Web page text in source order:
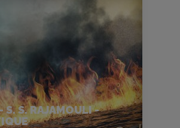
S. S. RAJAMOULI -